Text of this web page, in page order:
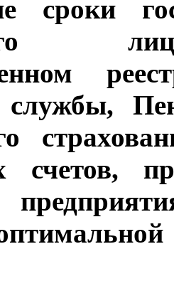
сроки
службы,
счетов,